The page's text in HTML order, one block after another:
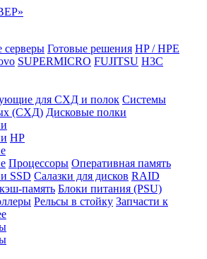
серверы Готовые решения HP / HPE
SUPERMICRO FUJITSU H3C
для СХД и полок Системы
(СХД) Дисковые полки
HP
Процессоры Оперативная память
SSD Салазки для дисков RAID
память Блоки питания (PSU)
Рельсы в стойку Запчасти к